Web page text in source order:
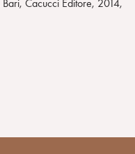
Bari, Cacucci Editore, 2014,